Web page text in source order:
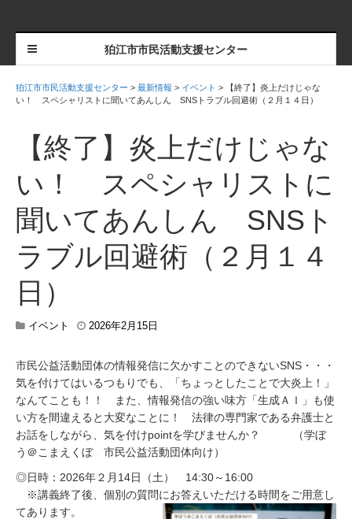
狛江市市民活動支援センター
狛江市市民活動支援センター > 最新情報 > イベント >
【終了】炎上だけじゃな
い！ スペシャリストに聞いてあんしん SNSトラブル回避術（２月１４日）
【終了】炎上だけじゃな
い！ スペシャリストに
聞いてあんしん SNSト
ラブル回避術（２月１４
日）
イベント 2026年2月15日
6
2
1
5
日
市民公益活動団体の情報発信に欠かすことのできないSNS・・・
気を付けてはいるつもりでも、「ちょっとしたことで大炎上！」
なんてことも！！ また、情報発信の強い味方「生成ＡＩ」も使
い方を間違えると大変なことに！ 法律の専門家である弁護士と
お話をしながら、気を付けpointを学びませんか？ （学ぼ
う＠こまえくぼ 市民公益活動団体向け）
◎日時：2026年２月14日（土） 14:30～16:00
※講義終了後、個別の質問にお答えいただける時間をご用意し
てあります。